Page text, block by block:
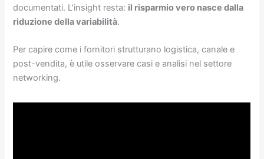
documentati. L’insight resta: il risparmio vero nasce dalla
riduzione della variabilità.
Per capire come i fornitori strutturano logistica, canale e
post-vendita, è utile osservare casi e analisi nel settore
networking.